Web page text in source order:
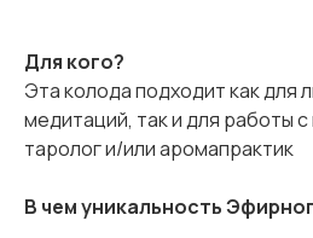
Для кого?
Эта колода подходит как для
медитаций, так и для работы
таролог и/или аромапрактик
В чем уникальность